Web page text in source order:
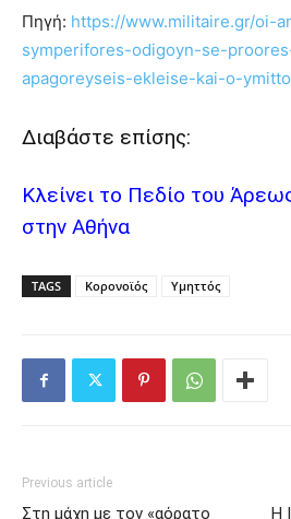
Πηγή: https://www.militaire.gr/oi-
symperifores-odigoyn-se-
apagoreyseis-ekleise-kai-o-
Διαβάστε επίσης:
Κλείνει το Πεδίο του
στην Αθήνα
TAGS Κορονοϊός Υμηττός
Previous article
Στη μάχη με τον «αόρατο Η